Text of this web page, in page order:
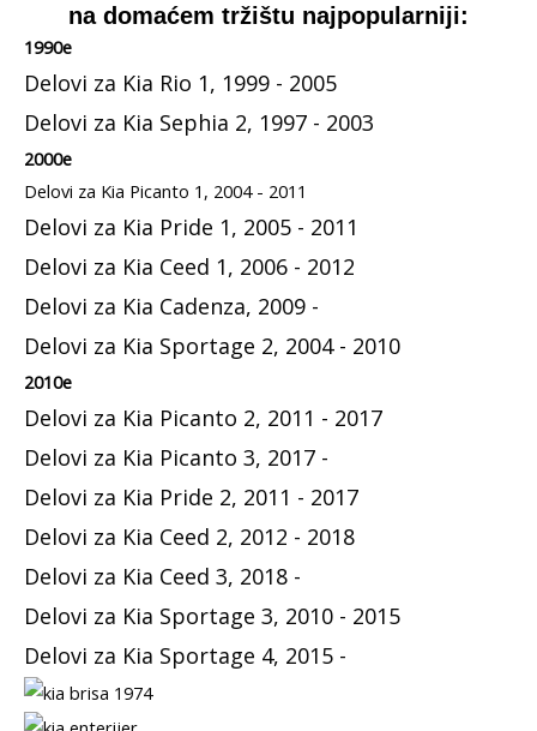
na domaćem tržištu najpopularniji:
1990e
Delovi za Kia Rio 1, 1999 - 2005
Delovi za Kia Sephia 2, 1997 - 2003
2000e
Delovi za Kia Picanto 1, 2004 - 2011
Delovi za Kia Pride 1, 2005 - 2011
Delovi za Kia Ceed 1, 2006 - 2012
Delovi za Kia Cadenza, 2009 -
Delovi za Kia Sportage 2, 2004 - 2010
2010e
Delovi za Kia Picanto 2, 2011 - 2017
Delovi za Kia Picanto 3, 2017 -
Delovi za Kia Pride 2, 2011 - 2017
Delovi za Kia Ceed 2, 2012 - 2018
Delovi za Kia Ceed 3, 2018 -
Delovi za Kia Sportage 3, 2010 - 2015
Delovi za Kia Sportage 4, 2015 -